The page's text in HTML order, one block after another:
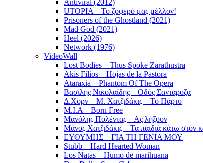
Antiviral (2012)
UTOPIA – Το ζοφερό μας μέλλον!
Prisoners of the Ghostland (2021)
Mad God (2021)
Heel (2026)
Network (1976)
VideoWall
Lost Bodies – Thus Spoke Zarathustra
Akis Filios – Hojas de la Pastora
Ataraxia – Phantom Of The Opera
Βασίλης Νικολαΐδης – Οδός Σανταροζα
Δ.Χορν – Μ. Χατζιδάκις – Το Πάρτυ
M.I.A – Born Free
Μανόλης Πολέντας – Ας λήξουν
Μάνος Χατζιδάκις – Τα παιδιά κάτω στον
ΕΥΘΥΜΗΣ – ΓΙΑ ΤΗ ΓΕΝΙΑ ΜΟΥ
Stubb – Hard Hearted Woman
Los Natas – Humo de marihuana